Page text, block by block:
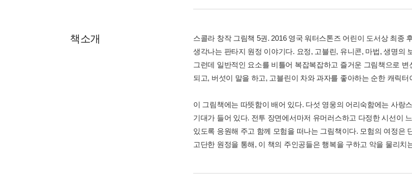
책소개
스콜라 창작 그림책 5권. 2016 영국 워터스톤즈 어린이 도서상 최종
생각나는 판타지 원정 이야기다. 요정, 고블린, 유니콘, 마법, 생명의
그런데 일반적인 요소를 비틀어 복잡복잡하고 즐거운 그림책으로
되고, 버섯이 말을 하고, 고블린이 차와 과자를 좋아하는 순한 캐릭터
이 그림책에는 따뜻함이 배어 있다. 다섯 영웅의 어리숙함에는 사랑
기대가 들어 있다. 전투 장면에서마저 유머러스하고 다정한 시선이
있도록 응원해 주고 함께 모험을 떠나는 그림책이다. 모험의 여정은
고단한 원정을 통해, 이 책의 주인공들은 행복을 구하고 악을 물리치